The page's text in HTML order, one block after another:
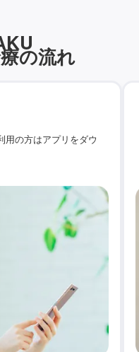
の流れ
用の方はアプリをダウ